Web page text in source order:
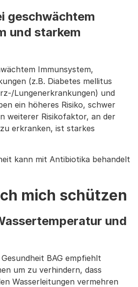
geschwächtem
und starkem
Immunsystem,
(z.B. Diabetes mellitus
Lungenerkrankungen) und
ein höheres Risiko, schwer
weiterer Risikofaktor, an der
erkranken, ist starkes
kann mit Antibiotika behandelt
mich schützen
und
BAG empfiehlt
um zu verhindern, dass
Wasserleitungen vermehren